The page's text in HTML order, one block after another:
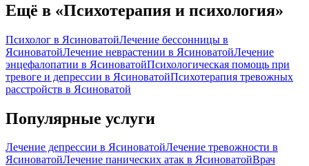
Ещё в «Психотерапия и психология»
Психолог в ЯсиноватойЛечение бессонницы в
ЯсиноватойЛечение неврастении в ЯсиноватойЛечение
энцефалопатии в ЯсиноватойПсихологическая помощь при
тревоге и депрессии в ЯсиноватойПсихотерапия тревожных
расстройств в Ясиноватой
Популярные услуги
Лечение депрессии в ЯсиноватойЛечение тревожности в
ЯсиноватойЛечение панических атак в ЯсиноватойВрач